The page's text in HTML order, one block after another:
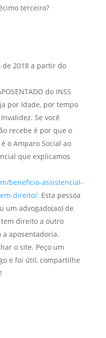
terceiro?
de 2018 a partir do
do INSS
por Idade, por tempo
Se você
recebe é por que o
o Amparo Social ao
que explicamos
beneficio-assistencial-
direito/. Esta pessoa
um advogado(ao) de
direito a outro
a aposentadoria.
o site. Peço um
e foi útil, compartilhe